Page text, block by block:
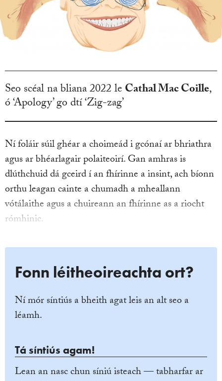
Seo scéal na bliana 2022 leCathal Mac Coille,
ó ‘Apology’ go dtí ‘Zig-zag’
Ní foláir súil ghéar a choimeád i gcónaí ar bhriathra
agus ar bhéarlagair polaiteoirí. Gan amhras is
dlúthchuid dá gceird í an fhírinne a insint, ach bíonn
orthu leagan cainte a chumadh a mheallann
vótálaithe agus a chuireann an fhírinne as a riocht
rómhinic.
Fonn léitheoireachta ort?
Ní mór síntiús a bheith agat leis an alt seo a
léamh.
Tá síntiús agam!
Lean an nasc chun síniú isteach — tabharfar ar